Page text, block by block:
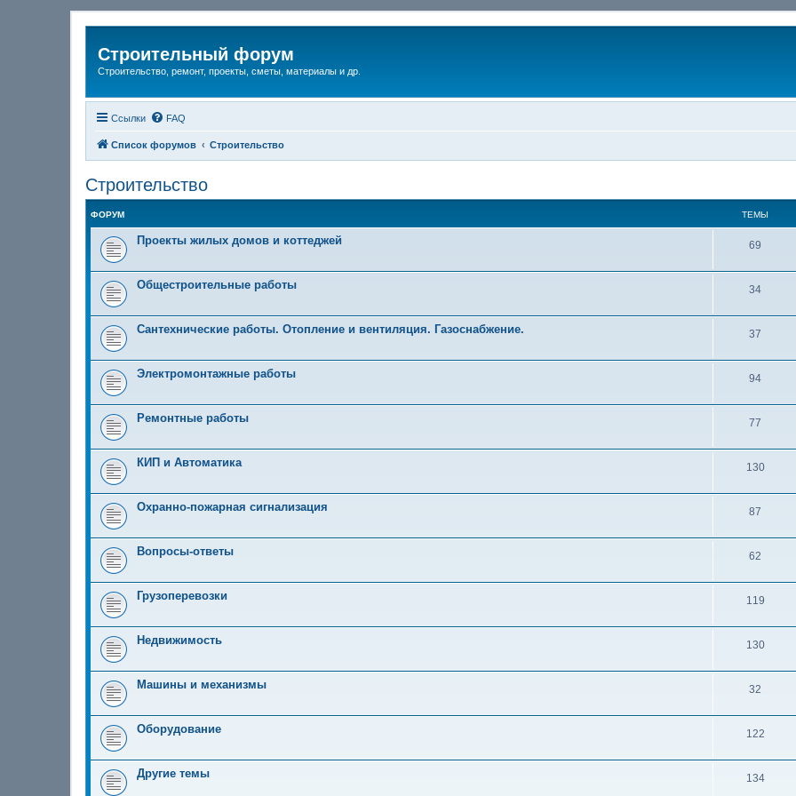
Строительный форум
Строительство, ремонт, проекты, сметы, материалы и др.
Ссылки FAQ
Список форумов Строительство
Строительство
ФОРУМ ТЕМЫ
Проекты жилых домов и коттеджей 69
Общестроительные работы 34
Сантехнические работы. Отопление и вентиляция. Газоснабжение. 37
Электромонтажные работы 94
Ремонтные работы 77
КИП и Автоматика 130
Охранно-пожарная сигнализация 87
Вопросы-ответы 62
Грузоперевозки 119
Недвижимость 130
Машины и механизмы 32
Оборудование 122
Другие темы 134